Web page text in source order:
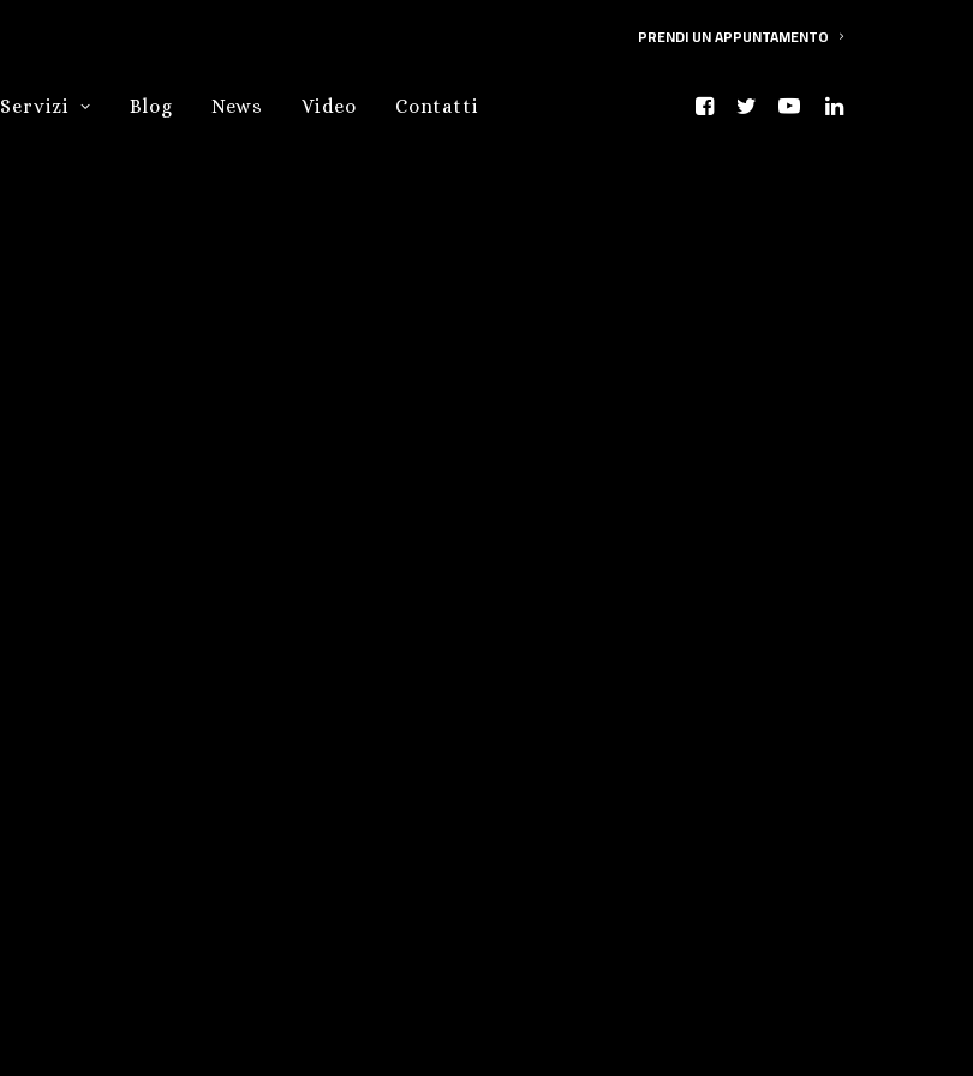
PRENDI UN APPUNTAMENTO
Servizi Blog News Video Contatti